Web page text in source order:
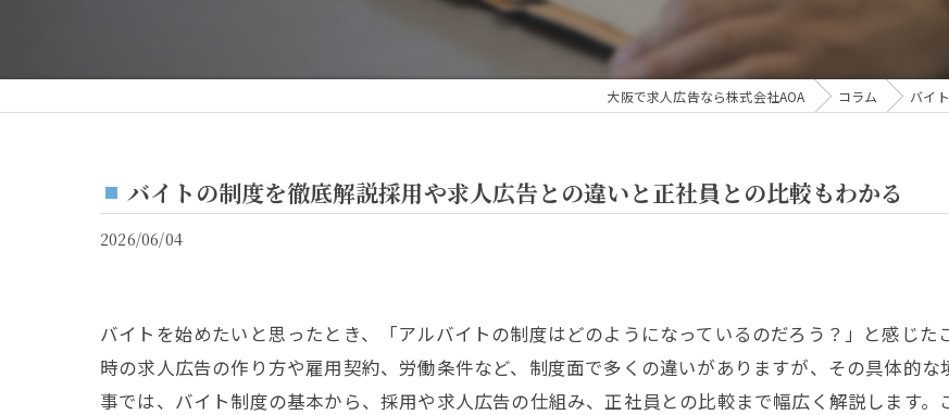
大阪で求人広告なら株式会社AOA コラム バイ
バイトの制度を徹底解説採用や求人広告との違いと正社員との比較もわかる
2026/06/04
バイトを始めたいと思ったとき、「アルバイトの制度はどのようになっているのだろう？」と感じ
時の求人広告の作り方や雇用契約、労働条件など、制度面で多くの違いがありますが、その具体的
事では、バイト制度の基本から、採用や求人広告の仕組み、正社員との比較まで幅広く解説します